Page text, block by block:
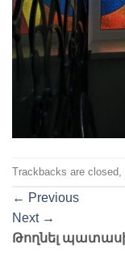
Trackbacks are closed,
← Previous
Next →
Թողնել